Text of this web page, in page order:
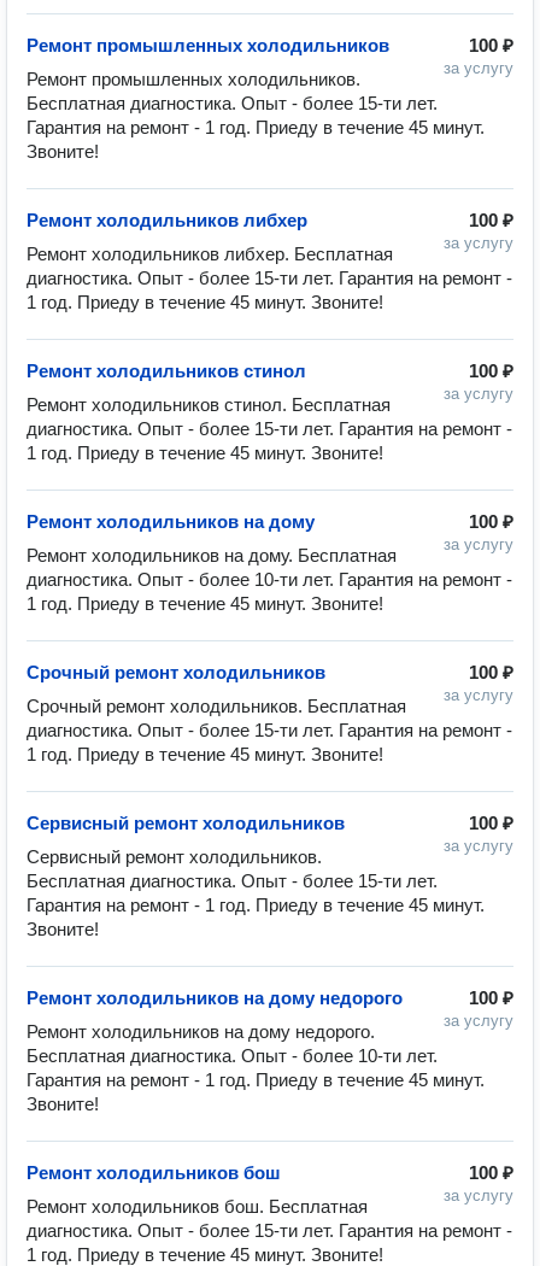
100 ₽
за услугу
Ремонт промышленных холодильников
Ремонт промышленных холодильников.
Бесплатная диагностика. Опыт - более 15-ти лет.
Гарантия на ремонт - 1 год. Приеду в течение 45 минут.
Звоните!
100 ₽
за услугу
Ремонт холодильников либхер
Ремонт холодильников либхер. Бесплатная
диагностика. Опыт - более 15-ти лет. Гарантия на ремонт -
1 год. Приеду в течение 45 минут. Звоните!
100 ₽
за услугу
Ремонт холодильников стинол
Ремонт холодильников стинол. Бесплатная
диагностика. Опыт - более 15-ти лет. Гарантия на ремонт -
1 год. Приеду в течение 45 минут. Звоните!
100 ₽
за услугу
Ремонт холодильников на дому
Ремонт холодильников на дому. Бесплатная
диагностика. Опыт - более 10-ти лет. Гарантия на ремонт -
1 год. Приеду в течение 45 минут. Звоните!
100 ₽
за услугу
Срочный ремонт холодильников
Срочный ремонт холодильников. Бесплатная
диагностика. Опыт - более 15-ти лет. Гарантия на ремонт -
1 год. Приеду в течение 45 минут. Звоните!
100 ₽
за услугу
Сервисный ремонт холодильников
Сервисный ремонт холодильников.
Бесплатная диагностика. Опыт - более 15-ти лет.
Гарантия на ремонт - 1 год. Приеду в течение 45 минут.
Звоните!
100 ₽
за услугу
Ремонт холодильников на дому недорого
Ремонт холодильников на дому недорого.
Бесплатная диагностика. Опыт - более 10-ти лет.
Гарантия на ремонт - 1 год. Приеду в течение 45 минут.
Звоните!
100 ₽
за услугу
Ремонт холодильников бош
Ремонт холодильников бош. Бесплатная
диагностика. Опыт - более 15-ти лет. Гарантия на ремонт -
1 год. Приеду в течение 45 минут. Звоните!